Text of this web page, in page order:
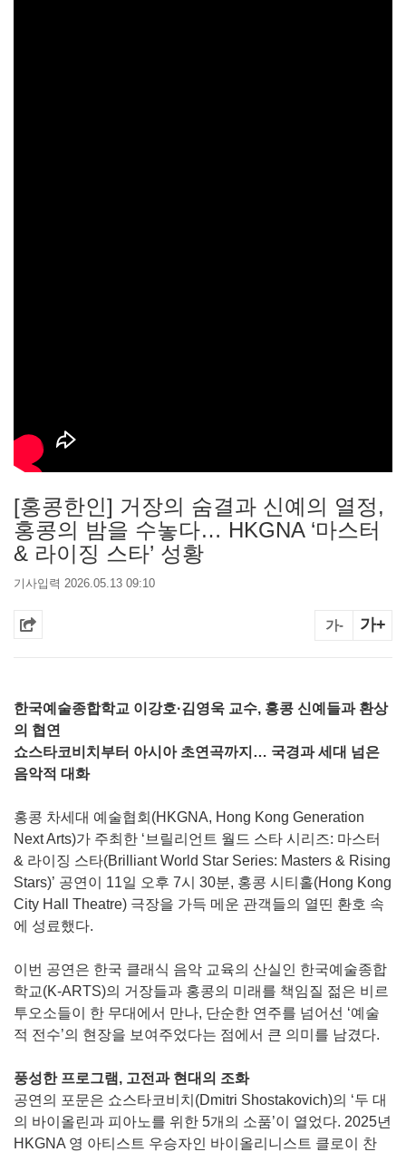
[홍콩한인] 거장의 숨결과 신예의 열정,
홍콩의 밤을 수놓다… HKGNA ‘마스터
& 라이징 스타’ 성황
기사입력 2026.05.13 09:10
가- 가+
한국예술종합학교 이강호·김영욱 교수, 홍콩 신예들과 환상
의 협연
쇼스타코비치부터 아시아 초연곡까지… 국경과 세대 넘은
음악적 대화
홍콩 차세대 예술협회(HKGNA, Hong Kong Generation
Next Arts)가 주최한 ‘브릴리언트 월드 스타 시리즈: 마스터
& 라이징 스타(Brilliant World Star Series: Masters & Rising
Stars)’ 공연이 11일 오후 7시 30분, 홍콩 시티홀(Hong Kong
City Hall Theatre) 극장을 가득 메운 관객들의 열띤 환호 속
에 성료했다.
이번 공연은 한국 클래식 음악 교육의 산실인 한국예술종합
학교(K-ARTS)의 거장들과 홍콩의 미래를 책임질 젊은 비르
투오소들이 한 무대에서 만나, 단순한 연주를 넘어선 ‘예술
적 전수’의 현장을 보여주었다는 점에서 큰 의미를 남겼다.
풍성한 프로그램, 고전과 현대의 조화
공연의 포문은 쇼스타코비치(Dmitri Shostakovich)의 ‘두 대
의 바이올린과 피아노를 위한 5개의 소품’이 열었다. 2025년
HKGNA 영 아티스트 우승자인 바이올리니스트 클로이 찬